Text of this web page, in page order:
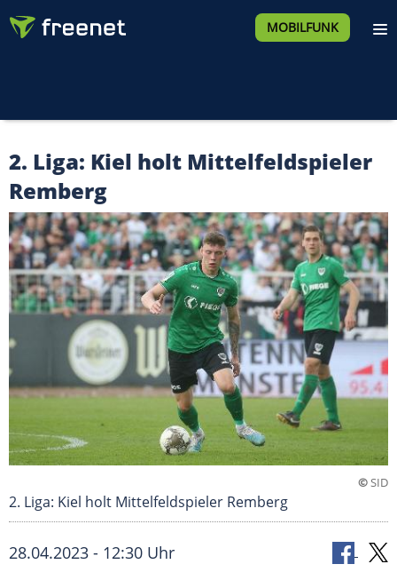
MOBILFUNK
2. Liga: Kiel holt Mittelfeldspieler
Remberg
©SID
2. Liga: Kiel holt Mittelfeldspieler Remberg
28.04.2023 - 12:30 Uhr